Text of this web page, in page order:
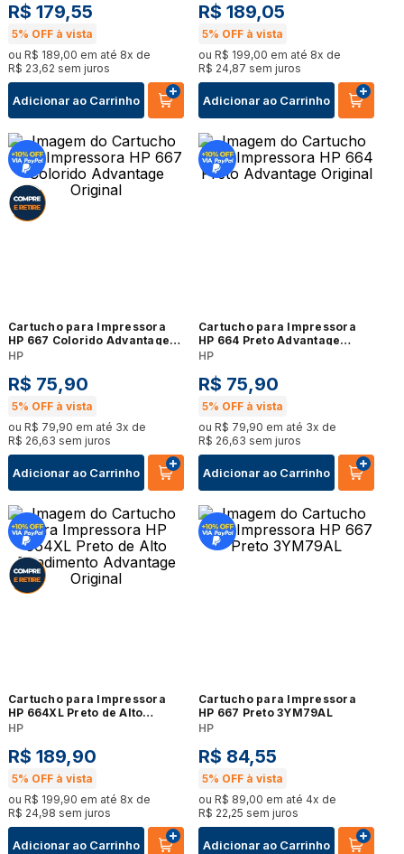
R$ 179,55
5% OFF à vista
ou R$ 189,00 em até 8x de
R$ 23,62 sem juros
Adicionar ao Carrinho
R$ 189,05
5% OFF à vista
ou R$ 199,00 em até 8x de
R$ 24,87 sem juros
Adicionar ao Carrinho
Cartucho para Impressora
HP 667 Colorido Advantage
Original
HP
R$ 75,90
5% OFF à vista
ou R$ 79,90 em até 3x de
R$ 26,63 sem juros
Adicionar ao Carrinho
Cartucho para Impressora
HP 664 Preto Advantage
Original
HP
R$ 75,90
5% OFF à vista
ou R$ 79,90 em até 3x de
R$ 26,63 sem juros
Adicionar ao Carrinho
Cartucho para Impressora
HP 664XL Preto de Alto
Rendimento Advantage
HP
R$ 189,90
5% OFF à vista
ou R$ 199,90 em até 8x de
R$ 24,98 sem juros
Adicionar ao Carrinho
Cartucho para Impressora
HP 667 Preto 3YM79AL
HP
R$ 84,55
5% OFF à vista
ou R$ 89,00 em até 4x de
R$ 22,25 sem juros
Adicionar ao Carrinho